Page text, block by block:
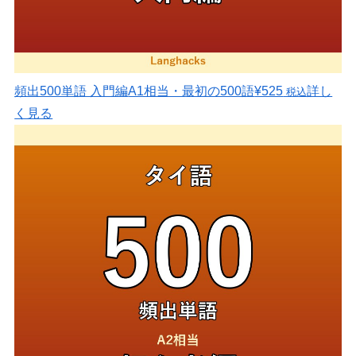
頻出500単語 入門編A1相当・最初の500語¥525 税込詳し
く見る